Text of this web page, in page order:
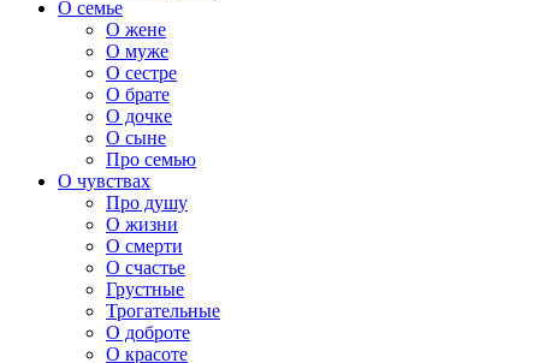
О семье
О жене
О муже
О сестре
О брате
О дочке
О сыне
Про семью
О чувствах
Про душу
О жизни
О смерти
О счастье
Грустные
Трогательные
О доброте
О красоте